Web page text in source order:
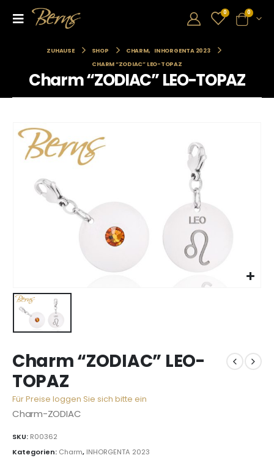
0 0
ZUHAUSE SHOP CHARM,
INHORGENTA 2023
CHARM “ZODIAC” LEO-TOPAZ
Charm “ZODIAC” LEO-TOPAZ
Charm “ZODIAC” LEO-
TOPAZ
Für Preise loggen Sie sich bitte ein
Charm-ZODIAC
SKU: R00362
Kategorien: Charm, INHORGENTA 2023